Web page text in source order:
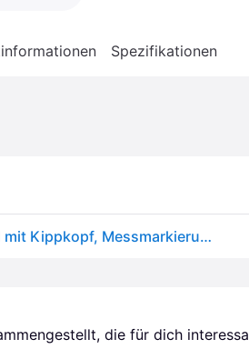
Spezifikationen
KitchenAid KSM5GB Glasschüssel mit Kippkopf, Messmarkierungen und Deckel, 5 Liter
die für dich